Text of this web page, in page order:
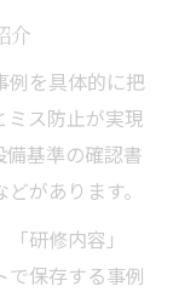
介
例を具体的に把
ミス防止が実現
備基準の確認書
があります。
研修内容」
で保存する事例